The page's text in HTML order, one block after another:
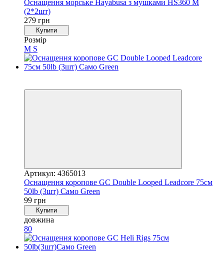
Оснащення морське Hayabusa з мушками HS360 M
(2*2шт)
279 грн
Купити
Розмір
M S
Артикул: 4365013
Оснащення коропове GC Double Looped Leadcore 75см
50lb (3шт) Caмo Green
99 грн
Купити
довжина
80